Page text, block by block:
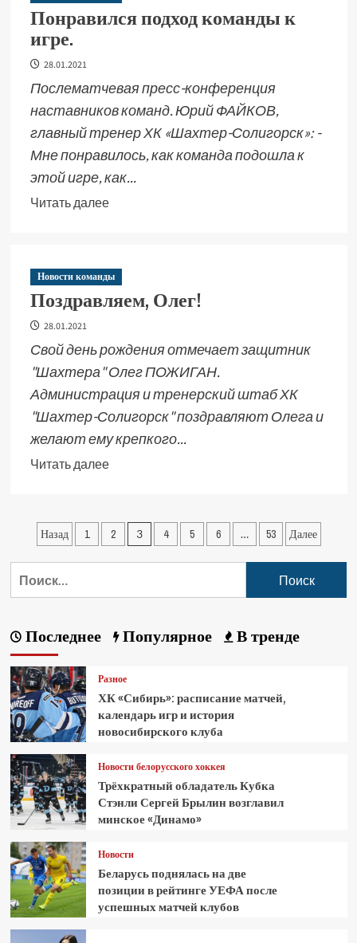
Понравился подход команды к
игре.
28.01.2021
Послематчевая пресс-конференция
наставников команд. Юрий ФАЙКОВ,
главный тренер ХК «Шахтер-Солигорск»: -
Мне понравилось, как команда подошла к
этой игре, как...
Читать далее
Новости команды
Поздравляем, Олег!
28.01.2021
Свой день рождения отмечает защитник
"Шахтера" Олег ПОЖИГАН.
Администрация и тренерский штаб ХК
"Шахтер-Солигорск" поздравляют Олега и
желают ему крепкого...
Читать далее
Назад 1 2 3 4 5 6 … 53 Далее
Последнее Популярное В тренде
Разное
ХК «Сибирь»: расписание матчей,
календарь игр и история
новосибирского клуба
Новости белорусского хоккея
Трёхкратный обладатель Кубка
Стэнли Сергей Брылин возглавил
минское «Динамо»
Новости
Беларусь поднялась на две
позиции в рейтинге УЕФА после
успешных матчей клубов